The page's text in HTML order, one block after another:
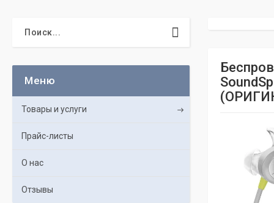
Товары и услуги
Прайс-листы
О нас
Отзывы